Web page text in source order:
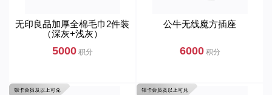
无印良品加厚全棉毛巾2件装
（深灰+浅灰）
5000积分
公牛无线魔方插座
6000积分